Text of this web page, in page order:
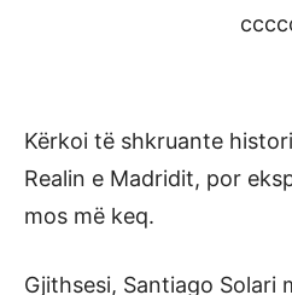
Kërkoi të shkruante
Realin e Madridit, por
mos më keq.
Gjithsesi, Santiago Solari